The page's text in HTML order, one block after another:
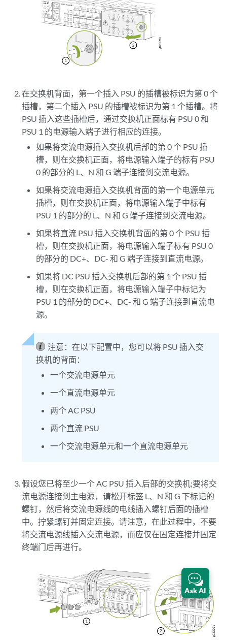
在交换机背面，第一个插入 PSU 的插槽被标识为第 0 个
插槽，第二个插入 PSU 的插槽被标识为第 1 个插槽。将
PSU 插入这些插槽后，通过交换机正面标有 PSU 0 和
PSU 1 的电源输入端子进行相应的连接。
如果将交流电源插入交换机后部的第 0 个 PSU 插
槽，则在交换机正面，将电源输入端子的标有 PSU
0 的部分的 L、N 和 G 端子连接到交流电源。
如果将交流电源插入交换机背面的第一个电源单元
插槽，则在交换机正面，将电源输入端子中标有
PSU 1 的部分的 L、N 和 G 端子连接到交流电源。
如果将直流 PSU 插入交换机背面的第 0 个 PSU 插
槽，则在交换机正面，将电源输入端子标有 PSU 0
的部分的 DC+、DC- 和 G 端子连接到直流电源。
如果将 DC PSU 插入交换机后部的第 1 个 PSU 插
槽，则在交换机正面，将电源输入端子中标记为
PSU 1 的部分的 DC+、DC- 和 G 端子连接到直流电
源。
注意：在以下配置中，您可以将 PSU 插入交
换机的背面：
一个交流电源单元
一个直流电源单元
两个 AC PSU
两个直流 PSU
一个交流电源单元和一个直流电源单元
假设您已将至少一个 AC PSU 插入后部的交换机;要将交
流电源连接到主电源，请松开标签 L、N 和 G 下标记的
螺钉，然后将交流电源线的电线插入螺钉后面的插槽
中。拧紧螺钉并固定连接。请注意，在此过程中，不要
将交流电源线插入交流电源，而应仅在固定连接并固定
终端门后再进行。
Ask AI